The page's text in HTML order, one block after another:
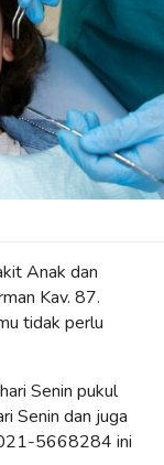
Anak dan
Kav. 87.
tidak perlu
Senin pukul
Senin dan juga
021-5668284 ini